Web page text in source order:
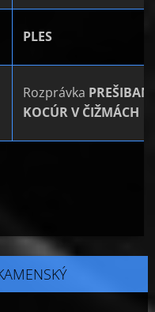
PLES
Rozprávka
KOCÚR V ČIŽMÁCH